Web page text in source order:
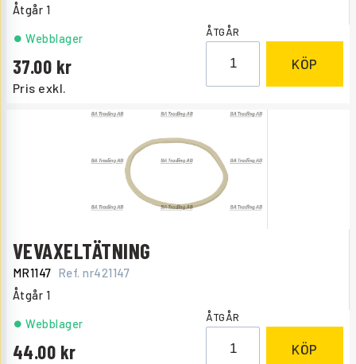
Åtgår 1
Pris exkl.
37.00
Webblager ÅTGÅR
KÖP
VEVAXELTÄTNING
MR1147 Ref. nr421147
Åtgår 1
44.00
Webblager ÅTGÅR
KÖP